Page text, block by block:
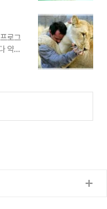
인쇄
의미
께 굿
이로
져오
로그
약한
보게
간의